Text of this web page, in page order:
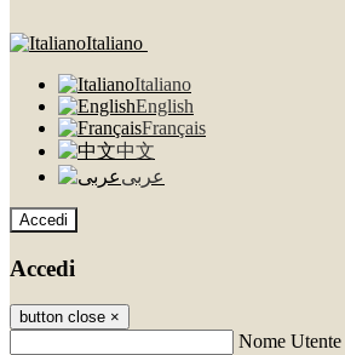
Italiano
Italiano
English
Français
中文
عربى
Accedi
Accedi
button close ×
Nome Utente